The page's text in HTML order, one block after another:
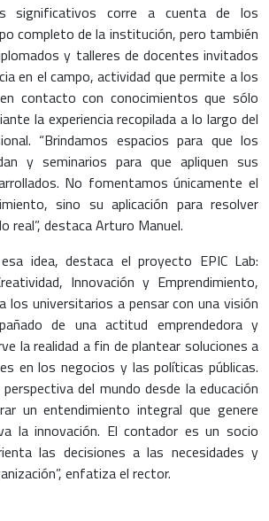
significativos corre a cuenta de los
completo de la institución, pero también
y talleres de docentes invitados
en el campo, actividad que permite a los
contacto con conocimientos que sólo
la experiencia recopilada a lo largo del
“Brindamos espacios para que los
y seminarios para que apliquen sus
No fomentamos únicamente el
sino su aplicación para resolver
real”, destaca Arturo Manuel.
idea, destaca el proyecto EPIC Lab:
Innovación y Emprendimiento,
los universitarios a pensar con una visión
de una actitud emprendedora y
la realidad a fin de plantear soluciones a
en los negocios y las políticas públicas.
del mundo desde la educación
un entendimiento integral que genere
la innovación. El contador es un socio
las decisiones a las necesidades y
enfatiza el rector.